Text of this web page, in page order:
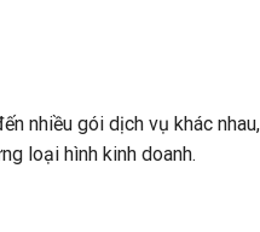
nhiều gói dịch vụ khác
loại hình kinh doanh.